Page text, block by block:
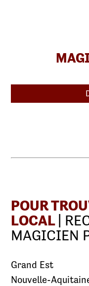
POUR
LOCAL |
MAGICIEN
Grand Est
Nouvelle-